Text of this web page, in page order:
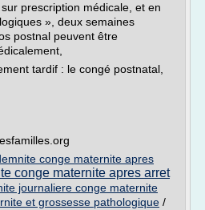
prescription médicale, et en
», deux semaines
postnal peuvent être
tardif : le congé postnatal,
conge maternite apres
conge maternite apres arret
journaliere conge maternite
et grossesse pathologique /